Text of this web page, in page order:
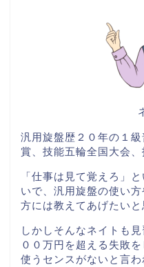
汎用旋盤歴２０年の１
賞、技能五輪全国大会、
「仕事は見て覚えろ」
いで、汎用旋盤の使い
方には教えてあげたいと
しかしそんなネイトも
００万円を超える失敗
使うセンスがないと言